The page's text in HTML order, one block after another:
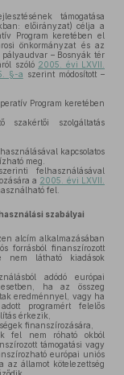
támogatása
előirányzat) célja a
Program keretében el
önkormányzat és az
– Bosnyák tér
szóló 2005. évi LXVII.
§-a szerint módosított –
Program keretében
szakértői szolgáltatás
kapcsolatos
meg.
felhasználásával
a 2005. évi LXVII.
fel.
szabályai
alcím alkalmazásában
forrásból finanszírozott
nem látható kiadások
adódó európai
ha az összeg
eredménnyel, vagy ha
programért felelős
érkezik,
finanszírozására,
fel nem róható okból
támogatási vagy
európai uniós
az államot kötelezettség